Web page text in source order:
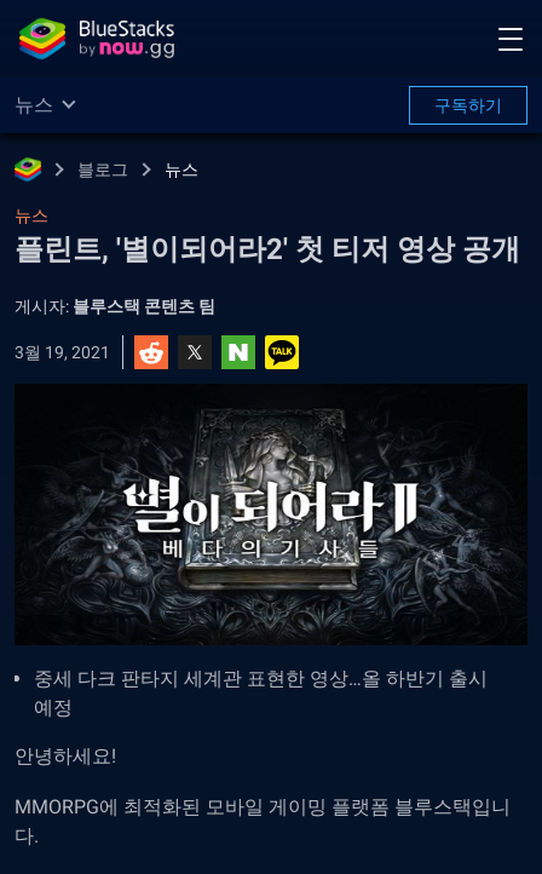
뉴스 구독하기
블로그 뉴스
뉴스
플린트, '별이되어라2' 첫 티저 영상 공개
게시자: 블루스택 콘텐츠 팀
3월 19, 2021
중세 다크 판타지 세계관 표현한 영상…올 하반기 출시
예정
안녕하세요!
MMORPG에 최적화된 모바일 게이밍 플랫폼 블루스택입니
다.